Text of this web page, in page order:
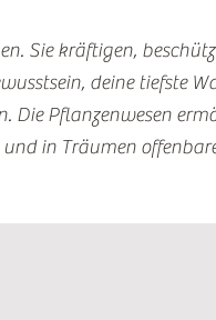
Sie kräftigen,
deine tiefste
Die Pflanzenwesen
in Träumen